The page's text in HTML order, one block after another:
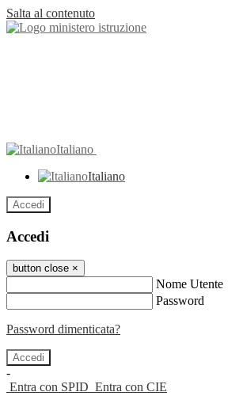
Salta al contenuto
Italiano
Italiano
Accedi
Accedi
button close ×
Nome Utente
Password
Password dimenticata?
-
Entra con SPID Entra con CIE